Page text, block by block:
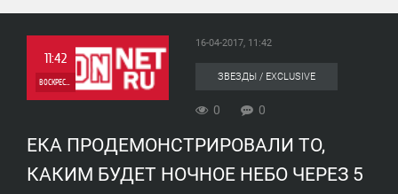
11:42
ВОСКРЕСЕНЬЕ
16-04-2017, 11:42
ЗВЕЗДЫ / EXCLUSIVE
0 0
ЕКА ПРОДЕМОНСТРИРОВАЛИ ТО,
КАКИМ БУДЕТ НОЧНОЕ НЕБО ЧЕРЕЗ 5